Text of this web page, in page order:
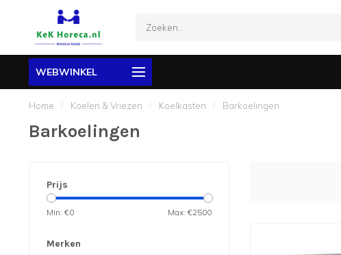
WEBWINKEL
Home / Koelen & Vriezen / Koelkasten / Barkoelingen
Barkoelingen
Prijs
Min: €0 Max: €2500
Merken